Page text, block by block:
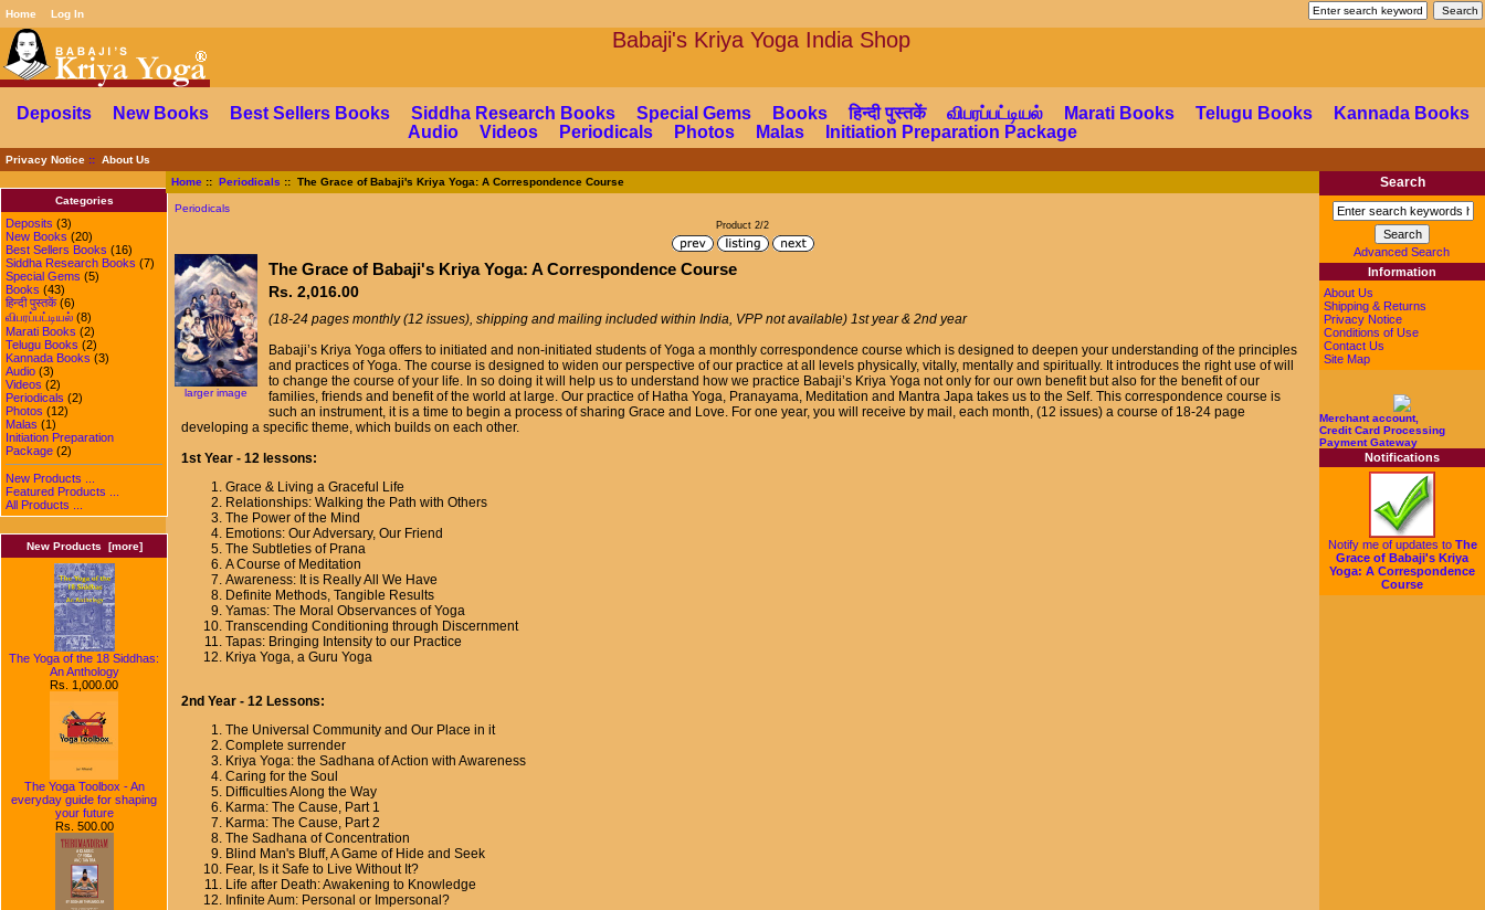
Home Log In
Babaji's Kriya Yoga India Shop
Deposits New Books Best Sellers Books Siddha Research Books Special Gems Books हिन्दी पुस्तकें விபரப்பட்டியல் Marati Books Telugu Books
Kannada Books
Audio
Videos Periodicals Photos Malas Initiation Preparation Package
Privacy Notice:: About Us
Categories
Deposits (3)
New Books (20)
Best Sellers Books (16)
Siddha Research Books (7)
Special Gems (5)
Books (43)
हिन्दी पुस्तकें(6)
விபரப்பட்டியல் (8)
Marati Books (2)
Telugu Books (2)
Kannada Books (3)
Audio (3)
Videos (2)
Periodicals (2)
Photos (12)
Malas (1)
Initiation Preparation
Package (2)
New Products ...
Featured Products ...
All Products ...
New Products [more]
The Yoga of the 18 Siddhas:
An Anthology
Rs. 1,000.00
The Yoga Toolbox - An
everyday guide for shaping
your future
Rs. 500.00
Home:: Periodicals :: The Grace of Babaji's Kriya Yoga: A Correspondence Course
Periodicals
Product 2/2
larger image
The Grace of Babaji's Kriya Yoga: A Correspondence Course
Rs. 2,016.00
(18-24 pages monthly (12 issues), shipping and mailing included within India, VPP not available) 1st year & 2nd year
Babaji’s Kriya Yoga offers to initiated and non-initiated students of Yoga a monthly correspondence course which is designed to deepen your understanding of the principles
and practices of Yoga. The course is designed to widen our perspective of our practice at all levels physically, vitally, mentally and spiritually. It introduces the right use of will
to change the course of your life. In so doing it will help us to understand how we practice Babaji’s Kriya Yoga not only for our own benefit but also for the benefit of our
families, friends and benefit of the world at large. Our practice of Hatha Yoga, Pranayama, Meditation and Mantra Japa takes us to the Self. This correspondence course is
such an instrument, it is a time to begin a process of sharing Grace and Love. For one year, you will receive by mail, each month, (12 issues) a course of 18-24 page
developing a specific theme, which builds on each other.
1st Year - 12 lessons:
Grace & Living a Graceful Life
Relationships: Walking the Path with Others
The Power of the Mind
Emotions: Our Adversary, Our Friend
The Subtleties of Prana
A Course of Meditation
Awareness: It is Really All We Have
Definite Methods, Tangible Results
Yamas: The Moral Observances of Yoga
Transcending Conditioning through Discernment
Tapas: Bringing Intensity to our Practice
Kriya Yoga, a Guru Yoga
2nd Year - 12 Lessons:
The Universal Community and Our Place in it
Complete surrender
Kriya Yoga: the Sadhana of Action with Awareness
Caring for the Soul
Difficulties Along the Way
Karma: The Cause, Part 1
Karma: The Cause, Part 2
The Sadhana of Concentration
Blind Man's Bluff, A Game of Hide and Seek
Fear, Is it Safe to Live Without It?
Life after Death: Awakening to Knowledge
Infinite Aum: Personal or Impersonal?
Search
Advanced Search
Information
About Us
Shipping & Returns
Privacy Notice
Conditions of Use
Contact Us
Site Map
Merchant account,
Credit Card Processing
Payment Gateway
Notifications
Notify me of updates to The
Grace of Babaji's Kriya
Yoga: A Correspondence
Course